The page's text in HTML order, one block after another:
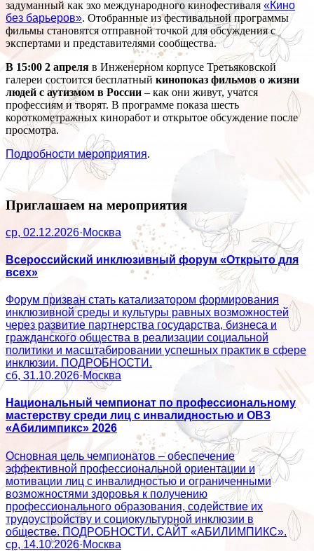
задуманный как эхо международного кинофестиваля «Кино
без барьеров». Отобранные из фестивальной программы
фильмы становятся отправной точкой для обсуждения с
экспертами и представителями сообщества.
В 15:00 2 апреля в Инженерном корпусе Третьяковской
галереи состоится бесплатный кинопоказ фильмов о жизни
людей с аутизмом в России – как они живут, учатся
профессиям и творят. В программе показа шесть
короткометражных киноработ и открытое обсуждение после
просмотра.
Подробности мероприятия.
Приглашаем на мероприятия
ср, 02.12.2026·Москва
Всероссийский инклюзивный форум «Открыто для
всех»
Форум призван стать катализатором формирования
инклюзивной среды и культуры равных возможностей
через развитие партнерства государства, бизнеса и
гражданского общества в реализации социальной
политики и масштабировании успешных практик в сфере
инклюзии. ПОДРОБНОСТИ.
сб, 31.10.2026·Москва
Национальный чемпионат по профессиональному
мастерству среди лиц с инвалидностью и ОВЗ
«Абилимпикс» 2026
Основная цель чемпионатов – обеспечение
эффективной профессиональной ориентации и
мотивации лиц с инвалидностью и ограниченными
возможностями здоровья к получению
профессионального образования, содействие их
трудоустройству и социокультурной инклюзии в
обществе. ПОДРОБНОСТИ. САЙТ «АБИЛИМПИКС».
ср, 14.10.2026·Москва